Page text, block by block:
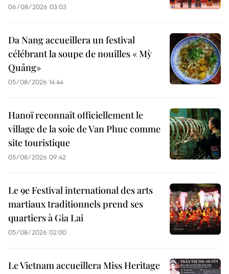
06/08/2026 03:03
Da Nang accueillera un festival
célébrant la soupe de nouilles « Mỳ
Quảng»
05/08/2026 14:44
Hanoï reconnaît officiellement le
village de la soie de Van Phuc comme
site touristique
05/08/2026 09:42
Le 9e Festival international des arts
martiaux traditionnels prend ses
quartiers à Gia Lai
05/08/2026 02:00
Le Vietnam accueillera Miss Heritage